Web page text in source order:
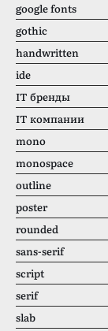
google fonts
gothic
handwritten
ide
IT бренды
IT компании
mono
monospace
outline
poster
rounded
sans-serif
script
serif
slab